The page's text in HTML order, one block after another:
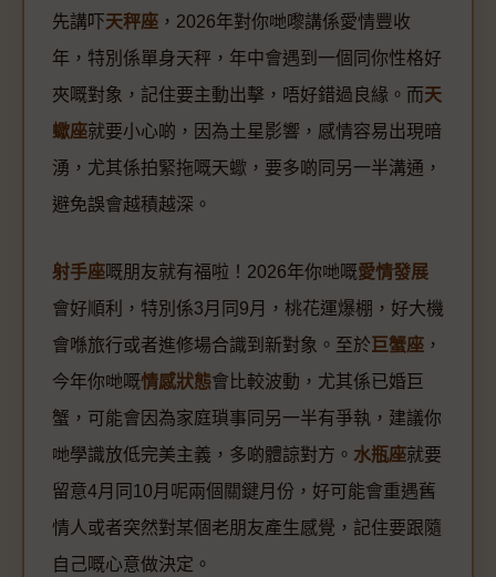
先講吓天秤座 ，2026年對你哋嚟講係愛情豐收
年，特別係單身天秤，年中會遇到一個同你性格好
夾嘅對象，記住要主動出擊，唔好錯過良緣。而天
蠍座就要小心啲，因為土星影響，感情容易出現暗
湧，尤其係拍緊拖嘅天蠍，要多啲同另一半溝通，
避免誤會越積越深。
射手座嘅朋友就有福啦！2026年你哋嘅愛情發展
會好順利，特別係3月同9月，桃花運爆棚，好大機
會喺旅行或者進修場合識到新對象。至於 巨蟹座 ，
今年你哋嘅情感狀態會比較波動，尤其係已婚巨
蟹，可能會因為家庭瑣事同另一半有爭執，建議你
哋學識放低完美主義，多啲體諒對方。 水瓶座就要
留意4月同10月呢兩個關鍵月份，好可能會重遇舊
情人或者突然對某個老朋友產生感覺，記住要跟隨
自己嘅心意做決定。